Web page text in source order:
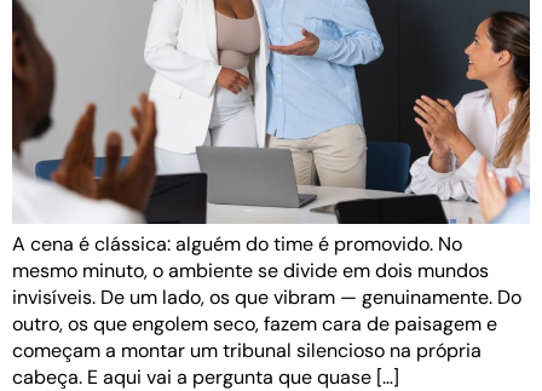
A cena é clássica: alguém do time é promovido. No
mesmo minuto, o ambiente se divide em dois mundos
invisíveis. De um lado, os que vibram — genuinamente. Do
outro, os que engolem seco, fazem cara de paisagem e
começam a montar um tribunal silencioso na própria
cabeça. E aqui vai a pergunta que quase […]